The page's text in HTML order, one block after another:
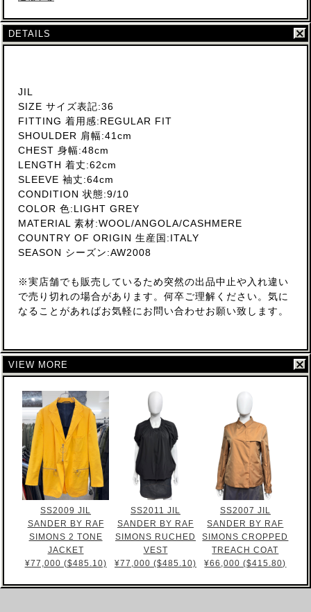
DETAILS
JIL
SIZE サイズ表記:36
FITTING 着用感:REGULAR FIT
SHOULDER 肩幅:41cm
CHEST 身幅:48cm
LENGTH 着丈:62cm
SLEEVE 袖丈:64cm
CONDITION 状態:9/10
COLOR 色:LIGHT GREY
MATERIAL 素材:WOOL/ANGOLA/CASHMERE
COUNTRY OF ORIGIN 生産国:ITALY
SEASON シーズン:AW2008
※実店舗でも販売しているため突然の出品中止や入れ違い
で売り切れの場合があります。何卒ご理解ください。気に
なることがあればお気軽にお問い合わせお願い致します。
VIEW MORE
SS2009 JIL
SANDER BY RAF
SIMONS 2 TONE
JACKET
¥77,000 ($485.10)
SS2011 JIL
SANDER BY RAF
SIMONS RUCHED
VEST
¥77,000 ($485.10)
SS2007 JIL
SANDER BY RAF
SIMONS CROPPED
TREACH COAT
¥66,000 ($415.80)